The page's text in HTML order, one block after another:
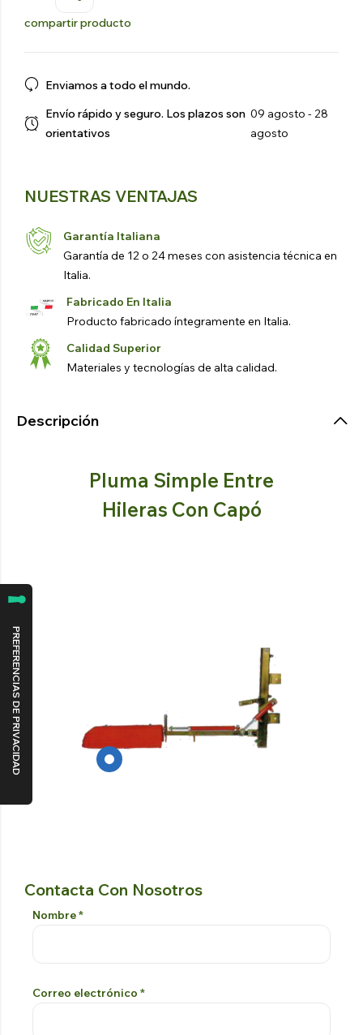
compartir producto
Enviamos a todo el mundo.
Envío rápido y seguro. Los plazos son
orientativos
09 agosto - 28
agosto
NUESTRAS VENTAJAS
Garantía Italiana
Garantía de 12 o 24 meses con asistencia técnica en
Italia.
Fabricado En Italia
Producto fabricado íntegramente en Italia.
Calidad Superior
Materiales y tecnologías de alta calidad.
Descripción
Pluma Simple Entre
Hileras Con Capó
Contacta Con Nosotros
Formulario De Contacto
Si prega di lasciare vuoto questo campo
Nombre*
Correo electrónico *